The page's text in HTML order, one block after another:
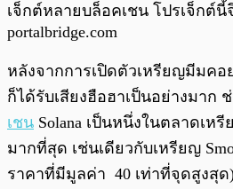
เจ็กต์หลายบล็อคเชน โปรเจ็กต์นี้
portalbridge.com
หลังจากการเปิดตัวเหรียญมีมคอ
ก็ได้รับเสียงฮือฮาเป็นอย่างมาก
เชน Solana เป็นหนึ่งในตลาดเห
มากที่สุด เช่นเดียวกับเหรียญ
ราคาที่มีมูลค่า 40 เท่าที่จุดสูงสุ